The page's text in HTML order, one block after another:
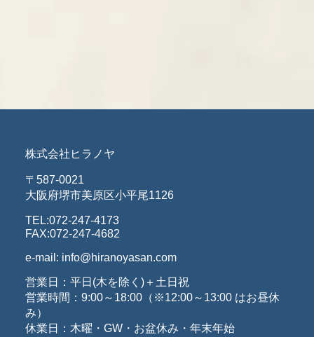
株式会社ヒラノヤ
〒587-0021
大阪府堺市美原区小平尾1126
TEL:072-247-4173
FAX:072-247-4682
e-mail: info@hiranoyasan.com
営業日：平日(木を除く)＋土日祝
営業時間：9:00～18:00（※12:00～13:00 はお昼休
み）
休業日：木曜・GW・お盆休み・年末年始